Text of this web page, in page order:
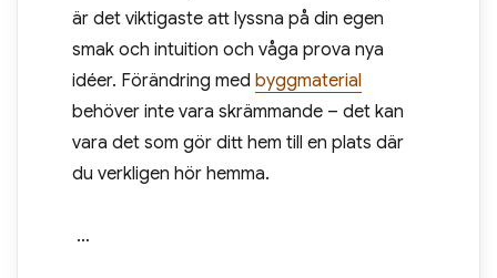
är det viktigaste att lyssna på din egen
smak och intuition och våga prova nya
idéer. Förändring med byggmaterial
behöver inte vara skrämmande – det kan
vara det som gör ditt hem till en plats där
du verkligen hör hemma.
…